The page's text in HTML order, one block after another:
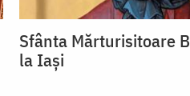
Sfânta Mărturisitoare
la Iași